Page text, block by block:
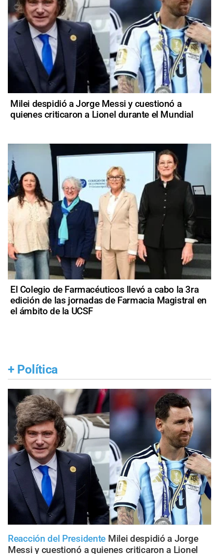
Milei despidió a Jorge Messi y cuestionó a
quienes criticaron a Lionel durante el Mundial
El Colegio de Farmacéuticos llevó a cabo la 3ra
edición de las jornadas de Farmacia Magistral en
el ámbito de la UCSF
+ Política
Reacción del Presidente Milei despidió a Jorge
Messi y cuestionó a quienes criticaron a Lionel